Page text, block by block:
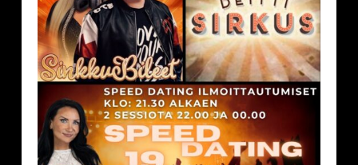
Deittisirkus
Speed
Dating,
Tulisuudelma/Hotelli
Vantaalla